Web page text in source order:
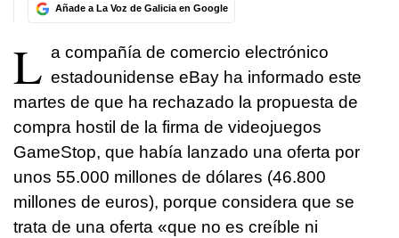
Añade a La Voz de Galicia en Google
L a compañía de comercio electrónico
estadounidense eBay ha informado este
martes de que ha rechazado la propuesta de
compra hostil de la firma de videojuegos
GameStop, que había lanzado una oferta por
unos 55.000 millones de dólares (46.800
millones de euros), porque considera que se
trata de una oferta «que no es creíble ni